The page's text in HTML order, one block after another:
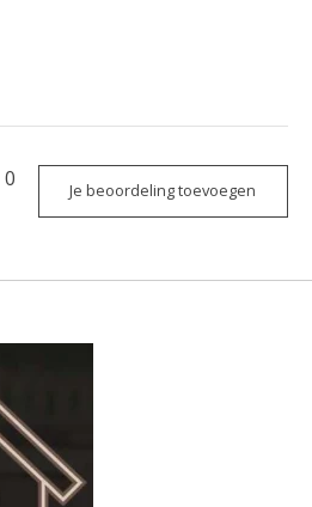
0
Je beoordeling toevoegen